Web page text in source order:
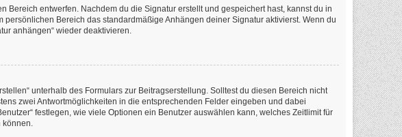
entwerfen. Nachdem du die Signatur erstellt und gespeichert hast, kannst du in
Bereich das standardmäßige Anhängen deiner Signatur aktivierst. Wenn du
anhängen“ wieder deaktivieren.
unterhalb des Formulars zur Beitragserstellung. Solltest du diesen Bereich nicht
zwei Antwortmöglichkeiten in die entsprechenden Felder eingeben und dabei
festlegen, wie viele Optionen ein Benutzer auswählen kann, welches Zeitlimit für
können.